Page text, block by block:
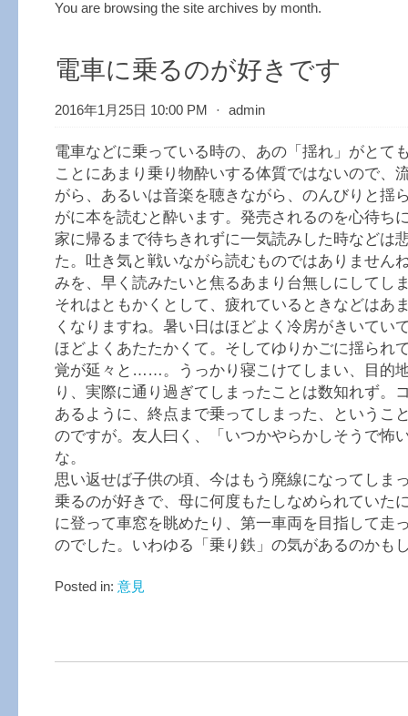
You are browsing the site archives by month.
電車に乗るのが好きです
2016年1月25日 10:00 PM ⋅ admin
電車などに乗っている時の、あの「揺れ」がとて
ことにあまり乗り物酔いする体質ではないので、
がら、あるいは音楽を聴きながら、のんびりと揺
がに本を読むと酔います。発売されるのを心待ち
家に帰るまで待ちきれずに一気読みした時などは
た。吐き気と戦いながら読むものではありません
みを、早く読みたいと焦るあまり台無しにしてし
それはともかくとして、疲れているときなどはあ
くなりますね。暑い日はほどよく冷房がきいてい
ほどよくあたたかくて。そしてゆりかごに揺られ
覚が延々と……。うっかり寝こけてしまい、目的
り、実際に通り過ぎてしまったことは数知れず。
あるように、終点まで乗ってしまった、というこ
のですが。友人曰く、「いつかやらかしそうで怖
な。
思い返せば子供の頃、今はもう廃線になってしま
乗るのが好きで、母に何度もたしなめられていた
に登って車窓を眺めたり、第一車両を目指して走
のでした。いわゆる「乗り鉄」の気があるのかも
Posted in: 意見